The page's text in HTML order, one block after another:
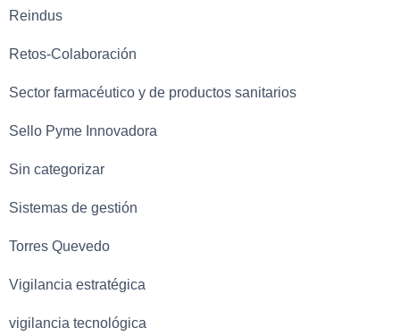
Reindus
Retos-Colaboración
Sector farmacéutico y de productos sanitarios
Sello Pyme Innovadora
Sin categorizar
Sistemas de gestión
Torres Quevedo
Vigilancia estratégica
vigilancia tecnológica